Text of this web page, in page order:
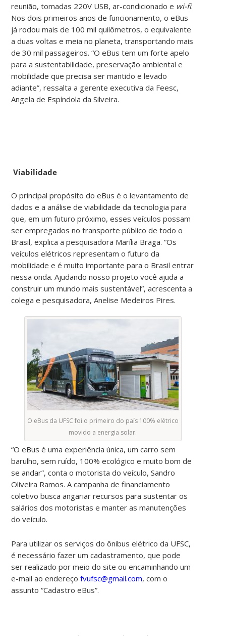
reunião, tomadas 220V USB, ar-condicionado e wi-fi.
Nos dois primeiros anos de funcionamento, o eBus
já rodou mais de 100 mil quilômetros, o equivalente
a duas voltas e meia no planeta, transportando mais
de 30 mil passageiros. “O eBus tem um forte apelo
para a sustentabilidade, preservação ambiental e
mobilidade que precisa ser mantido e levado
adiante”, ressalta a gerente executiva da Feesc,
Angela de Espíndola da Silveira.
Viabilidade
O principal propósito do eBus é o levantamento de
dados e a análise de viabilidade da tecnologia para
que, em um futuro próximo, esses veículospossam
ser empregados no transporte público de todo o
Brasil, explica a pesquisadora Marília Braga. “Os
veículos elétricos representam o futuro da
mobilidade e é muito importante para o Brasil entrar
nessa onda. Ajudando nosso projeto você ajuda a
construir um mundo mais sustentável”, acrescenta a
colega e pesquisadora, Anelise Medeiros Pires.
O eBus da UFSC foi o primeiro do país 100% elétrico
movido a energia solar.
“O eBus é uma experiência única, um carro sem
barulho, sem ruído, 100% ecológico e muito bom de
se andar”, conta o motorista do veículo, Sandro
Oliveira Ramos. A campanha de financiamento
coletivo busca angariar recursos para sustentar os
salários dos motoristas e manter as manutenções
do veículo.
Para utilizar os serviços do ônibus elétrico da UFSC,
é necessário fazer um cadastramento, que pode
ser realizado por meio do site ou encaminhando um
e-mail ao endereçofvufsc@gmail.com, com o
assunto “Cadastro eBus”.